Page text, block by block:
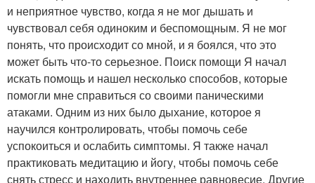
и неприятное чувство, когда я не мог дышать и
чувствовал себя одиноким и беспомощным. Я не мог
понять, что происходит со мной, и я боялся, что это
может быть что-то серьезное. Поиск помощи Я начал
искать помощь и нашел несколько способов, которые
помогли мне справиться со своими паническими
атаками. Одним из них было дыхание, которое я
научился контролировать, чтобы помочь себе
успокоиться и ослабить симптомы. Я также начал
практиковать медитацию и йогу, чтобы помочь себе
снять стресс и находить внутреннее равновесие. Другие